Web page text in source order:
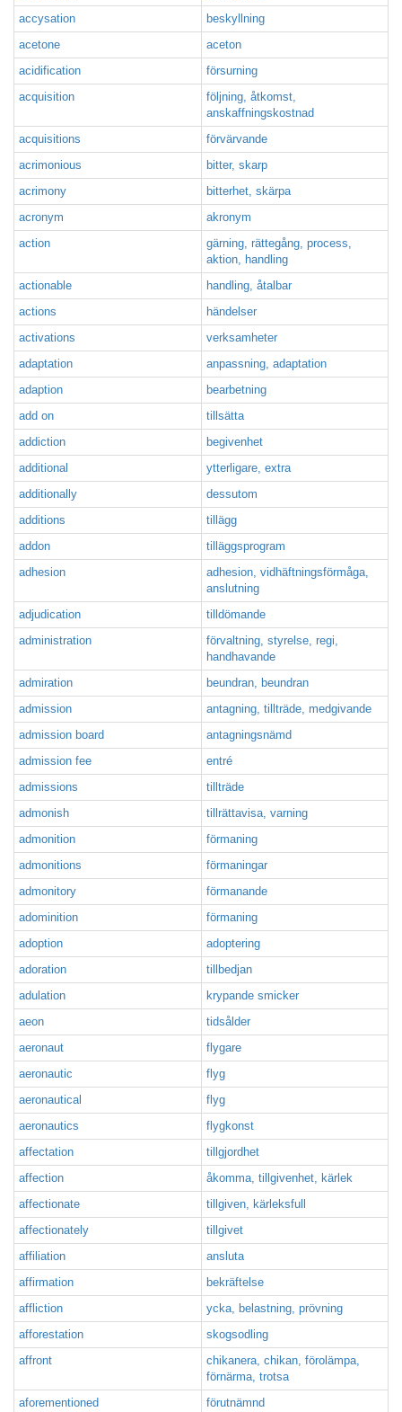
accysation
beskyllning
acetone
aceton
acidification
försurning
acquisition
följning, åtkomst,
anskaffningskostnad
acquisitions
förvärvande
acrimonious
bitter, skarp
acrimony
bitterhet, skärpa
acronym
akronym
action
gärning, rättegång, process,
aktion, handling
actionable
handling, åtalbar
actions
händelser
activations
verksamheter
adaptation
anpassning, adaptation
adaption
bearbetning
add on
tillsätta
addiction
begivenhet
additional
ytterligare, extra
additionally
dessutom
additions
tillägg
addon
tilläggsprogram
adhesion
adhesion, vidhäftningsförmåga,
anslutning
adjudication
tilldömande
administration
förvaltning, styrelse, regi,
handhavande
admiration
beundran, beundran
admission
antagning, tillträde, medgivande
admission board
antagningsnämd
admission fee
entré
admissions
tillträde
admonish
tillrättavisa, varning
admonition
förmaning
admonitions
förmaningar
admonitory
förmanande
adominition
förmaning
adoption
adoptering
adoration
tillbedjan
adulation
krypande smicker
aeon
tidsålder
aeronaut
flygare
aeronautic
flyg
aeronautical
flyg
aeronautics
flygkonst
affectation
tillgjordhet
affection
åkomma, tillgivenhet, kärlek
affectionate
tillgiven, kärleksfull
affectionately
tillgivet
affiliation
ansluta
affirmation
bekräftelse
affliction
ycka, belastning, prövning
afforestation
skogsodling
affront
chikanera, chikan, förolämpa,
förnärma, trotsa
aforementioned
förutnämnd